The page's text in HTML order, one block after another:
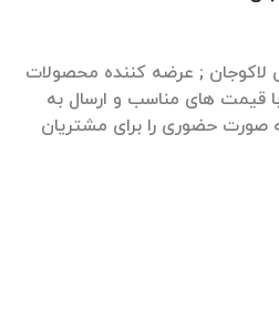
لاکوجان ; عرضه کننده محصولات
قیمت های مناسب و ارسال به
صورت حضوری را برای مشتریان